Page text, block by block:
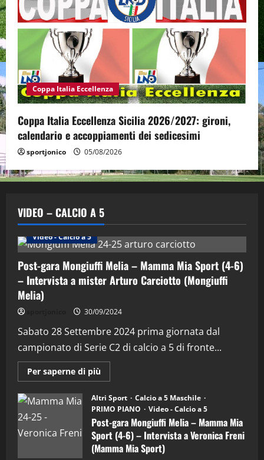
Coppa Italia Eccellenza
Coppa Italia Eccellenza Sicilia 2026/2027: gironi,
calendario e accoppiamenti dei sedicesimi
sportjonico 05/08/2026
VIDEO – CALCIO A 5
Altri Sport Calcio a 5 Maschile
Video - Calcio a 5
Post-gara Mongiuffi Melia – Mamma Mia Sport (4-6)
– Intervista a mister Arturo Carciotto (Mongiuffi
Melia)
30/09/2024
Sabato 28 Settembre 2024 prima giornata dal
campionato di Serie C2 di calcio a 5 di fronte...
Per saperne di più
informazioni
Post-
gara
Mongiuffi
Melia
–
Mamma
Mia
Sport
Altri Sport
Calcio a 5 Maschile
PRIMO PIANO
Video - Calcio a 5
Post-gara Mongiuffi Melia – Mamma Mia
Sport (4-6) – Intervista a Veronica Freni
(Mamma Mia Sport)
2
“SportEmpire” in Podcast: 29^ Puntata
(Martedi 28 Aprile 2026)
28/04/2026
3
"SportEmpire" in Podcast
“SportEmpire” in Podcast: 28^ Puntata
(Martedi 21 Aprile 2026)
21/04/2026